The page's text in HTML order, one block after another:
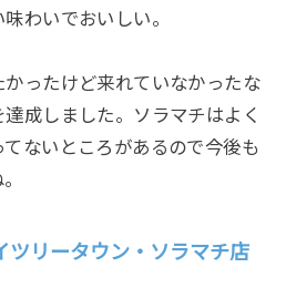
わいでおいしい。
ったけど来れていなかったな
成しました。ソラマチはよく
ないところがあるので今後も
ツリータウン・ソラマチ店